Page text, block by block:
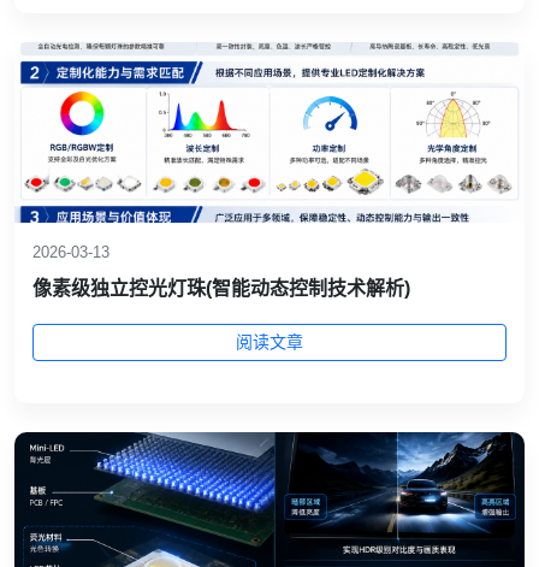
2026-03-13
像素级独立控光灯珠(智能动态控制技术解析)
阅读文章